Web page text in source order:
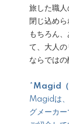
旅した職
閉じ込め
もちろん
て、大人
ならではの
* Magid（
Magidは、
グメーカ